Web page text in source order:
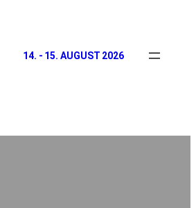
14. - 15. AUGUST 2026